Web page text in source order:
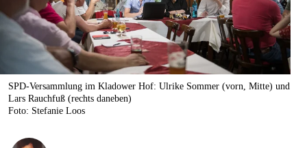
wahrheit
verlag
verlag
veranstaltungen
SPD-Versammlung im Kladower Hof: Ulrike Sommer (vorn, Mitte) und
Lars Rauchfuß (rechts daneben)
Foto: Stefanie Loos